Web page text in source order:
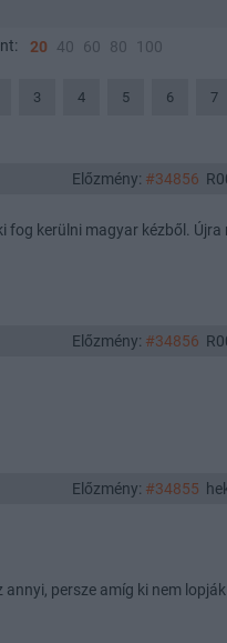
20 40 60 80 100
3 4 5 6 7
Előzmény: #34856
fog kerülni magyar kézből. Újra
Előzmény: #34856
Előzmény: #34855
persze amíg ki nem